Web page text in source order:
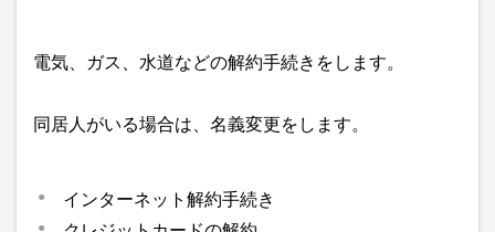
電気、ガス、水道などの解約手続きをします。
同居人がいる場合は、名義変更をします。
インターネット解約手続き